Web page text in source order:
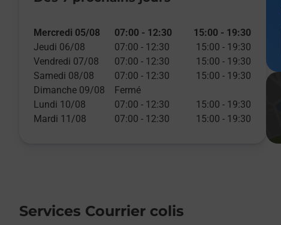
Mercredi 05/08 07:00 - 12:30 15:00 - 19:30
Jeudi 06/08
07:00 - 12:30 15:00 - 19:30
Vendredi 07/08
07:00 - 12:30 15:00 - 19:30
Samedi 08/08
07:00 - 12:30 15:00 - 19:30
Dimanche 09/08
Fermé
Lundi 10/08
07:00 - 12:30 15:00 - 19:30
Mardi 11/08
07:00 - 12:30 15:00 - 19:30
Services Courrier colis